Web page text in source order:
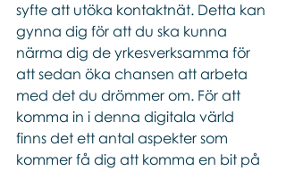
syfte att utöka kontaktnät. Detta kan
gynna dig för att du ska kunna
närma dig de yrkesverksamma för
att sedan öka chansen att arbeta
med det du drömmer om. För att
komma in i denna digitala värld
finns det ett antal aspekter som
kommer få dig att komma en bit på